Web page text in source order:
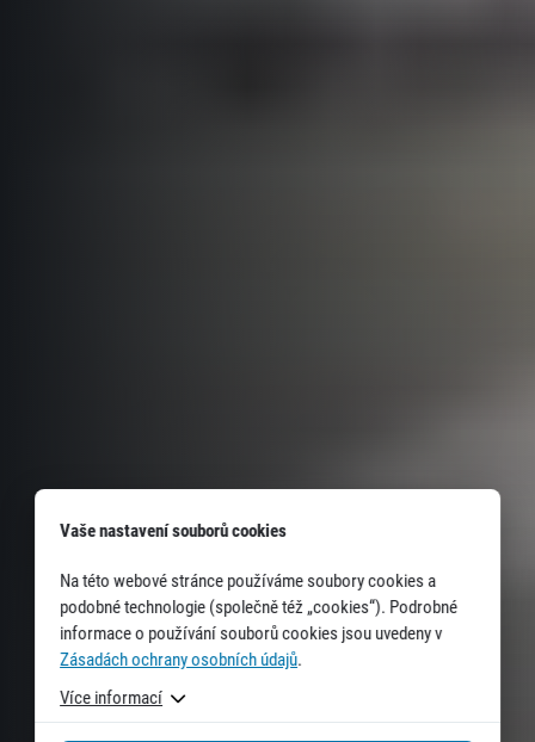
Vaše nastavení souborů cookies
Na této webové stránce používáme soubory cookies a
podobné technologie (společně též „cookies“). Podrobné
informace o používání souborů cookies jsou uvedeny v
Zásadách ochrany osobních údajů.
Více informací